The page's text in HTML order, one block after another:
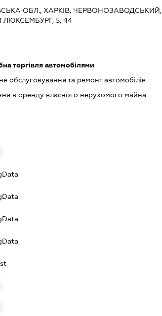
ОБЛ., ХАРКІВ, ЧЕРВОНОЗАВОДСЬКИЙ,
5, 44
торгівля автомобілями
обслуговування та ремонт автомобілів
в оренду власного нерухомого майна